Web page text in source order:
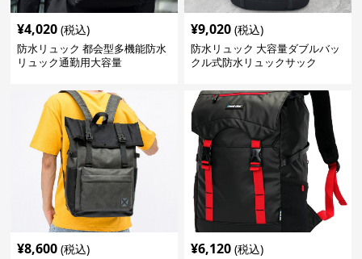
¥4,020 (税込)
防水リュック 都会型多機能防水
リュック通勤用大容量
¥9,020 (税込)
防水リュック 大容量ダブルバッ
クル式防水リュックサック
¥8,600 (税込) ¥6,120 (税込)